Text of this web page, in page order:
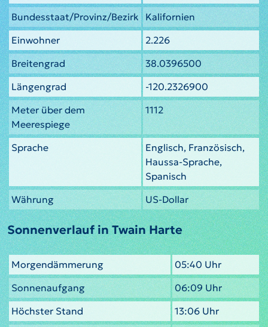
Bundesstaat/Provinz/Bezirk Kalifornien
Einwohner
2.226
Breitengrad
38.0396500
Längengrad
-120.2326900
Meter über dem
Meerespiege
1112
Sprache
Englisch, Französisch,
Haussa-Sprache,
Spanisch
Währung
US-Dollar
Sonnenverlauf in Twain Harte
Morgendämmerung
05:40 Uhr
Sonnenaufgang
06:09 Uhr
Höchster Stand
13:06 Uhr